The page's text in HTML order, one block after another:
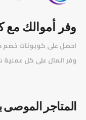
وفر أموالك
احصل على كوبونات خصم
وفر المال على كل عملية
المتاجر الموصى